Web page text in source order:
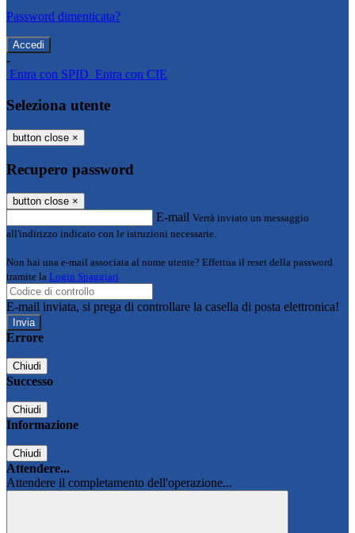
Password dimenticata?
-
Entra con SPID Entra con CIE
Seleziona utente
button close ×
Recupero password
button close ×
E-mail Verrà inviato un messaggio
all'indirizzo indicato con le istruzioni necessarie.
Non hai una e-mail associata al nome utente? Effettua il reset della password
tramite la Login Spaggiari
E-mail inviata, si prega di controllare la casella di posta elettronica!
Errore
Chiudi
Successo
Chiudi
Informazione
Chiudi
Attendere...
Attendere il completamento dell'operazione...